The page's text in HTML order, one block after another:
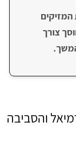
צורך
והסביבה